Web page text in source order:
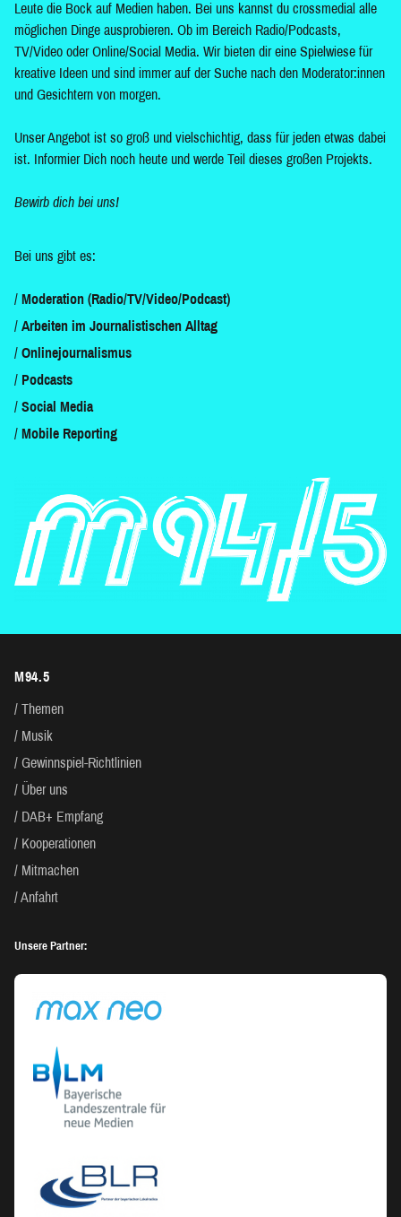
Leute die Bock auf Medien haben. Bei uns kannst du crossmedial alle
möglichen Dinge ausprobieren. Ob im Bereich Radio/Podcasts,
TV/Video oder Online/Social Media. Wir bieten dir eine Spielwiese für
kreative Ideen und sind immer auf der Suche nach den Moderator:innen
und Gesichtern von morgen.
Unser Angebot ist so groß und vielschichtig, dass für jeden etwas dabei
ist. Informier Dich noch heute und werde Teil dieses großen Projekts.
Bewirb dich bei uns!
Bei uns gibt es:
Moderation (Radio/TV/Video/Podcast)
Arbeiten im Journalistischen Alltag
Onlinejournalismus
Podcasts
Social Media
Mobile Reporting
M94.5
Themen
Musik
Gewinnspiel-Richtlinien
Über uns
DAB+ Empfang
Kooperationen
Mitmachen
Anfahrt
Unsere Partner: